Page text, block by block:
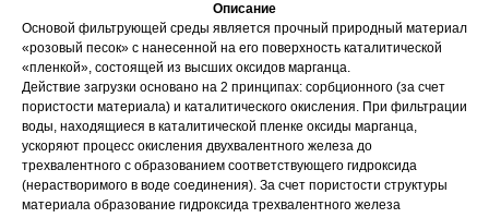
Описание
Основой фильтрующей среды является прочный природный материал
«розовый песок» с нанесенной на его поверхность каталитической
«пленкой», состоящей из высших оксидов марганца.
Действие загрузки основано на 2 принципах: сорбционного (за счет
пористости материала) и каталитического окисления. При фильтрации
воды, находящиеся в каталитической пленке оксиды марганца,
ускоряют процесс окисления двухвалентного железа до
трехвалентного с образованием соответствующего гидроксида
(нерастворимого в воде соединения). За счет пористости структуры
материала образование гидроксида трехвалентного железа